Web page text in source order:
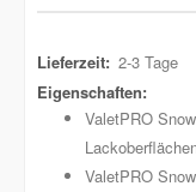
Weitere
Informationen
2-3 Tage
ValetPRO
ValetPRO